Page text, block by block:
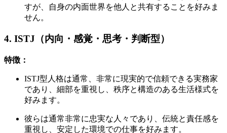
すが、自身の内面世界を他人と共有することを好みま
せん。
4. ISTJ（内向・感覚・思考・判断型）
特徴：
ISTJ型人格は通常、非常に現実的で信頼できる実務家
であり、細部を重視し、秩序と構造のある生活様式を
好みます。
彼らは通常非常に忠実な人々であり、伝統と責任感を
重視し、安定した環境での仕事を好みます。